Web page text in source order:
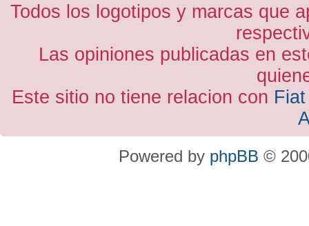
Todos los logotipos y marcas que
Las opiniones publicadas en
Este sitio no tiene relacion con
Powered by phpBB ©